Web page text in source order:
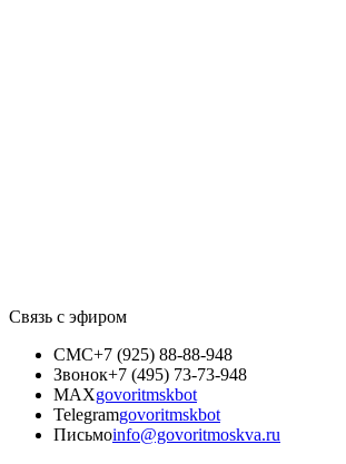
Связь с эфиром
СМС+7 (925) 88-88-948
Звонок+7 (495) 73-73-948
MAXgovoritmskbot
Telegramgovoritmskbot
Письмоinfo@govoritmoskva.ru